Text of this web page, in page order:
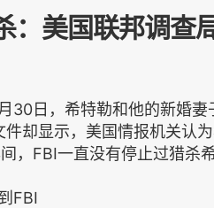
：美国联邦调查
30日，希特勒和他的新婚妻
件却显示，美国情报机关认
，FBI一直没有停止过猎杀
FBI